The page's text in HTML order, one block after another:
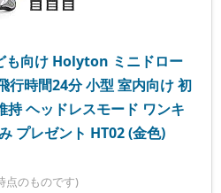
も向け Holyton ミニドロー
行時間24分 小型 室内向け 初
持 ヘッドレスモード ワンキ
プレゼント HT02 (金色)
点のものです)